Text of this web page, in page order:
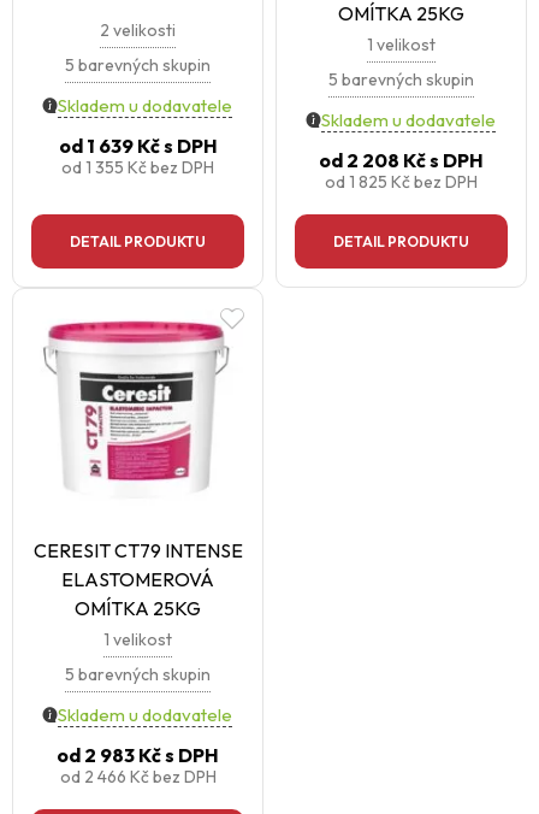
2 velikosti
5 barevných skupin
Skladem u dodavatele
od1 639 Kčs DPH
od 1 355 Kčbez DPH
DETAIL PRODUKTU
OMÍTKA 25KG
1 velikost
5 barevných skupin
Skladem u dodavatele
od 2 208 Kčs DPH
od 1 825 Kčbez DPH
DETAIL PRODUKTU
CERESIT CT79 INTENSE
ELASTOMEROVÁ
OMÍTKA 25KG
1 velikost
5 barevných skupin
Skladem u dodavatele
od 2 983 Kčs DPH
od 2 466 Kčbez DPH